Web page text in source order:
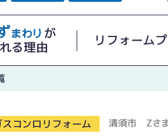
が
る理由
リフォーム
スコンロリフォーム 清須市 Zさ